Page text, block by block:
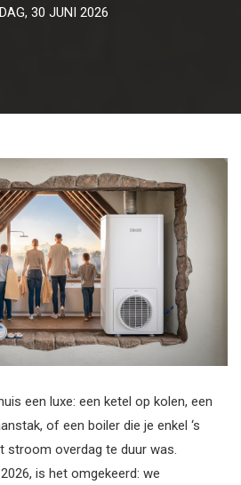
30 JUNI 2026
een luxe: een ketel op kolen, een
of een boiler die je enkel ‘s
stroom overdag te duur was.
is het omgekeerd: we